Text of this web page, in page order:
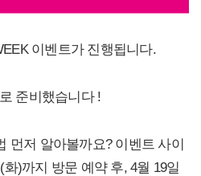
이벤트가 진행됩니다.
준비했습니다 !
먼저 알아볼까요? 이벤트 사이
)까지 방문 예약 후, 4월 19일